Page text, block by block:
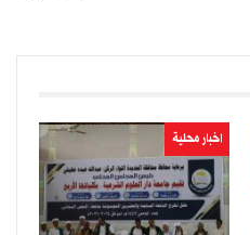
اخبار محلية